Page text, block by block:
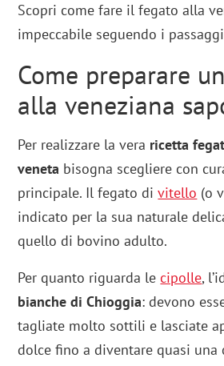
Scopri come fare il fegato alla
impeccabile seguendo i
Come preparare
alla veneziana
Per realizzare la vera ricetta
veneta bisogna scegliere con
principale. Il fegato divitello (o
indicato per la sua naturale
quello di bovino adulto.
Per quanto riguarda lecipolle,
bianche di Chioggia: devono
tagliate molto sottili e lasciate
dolce fino a diventare quasi una